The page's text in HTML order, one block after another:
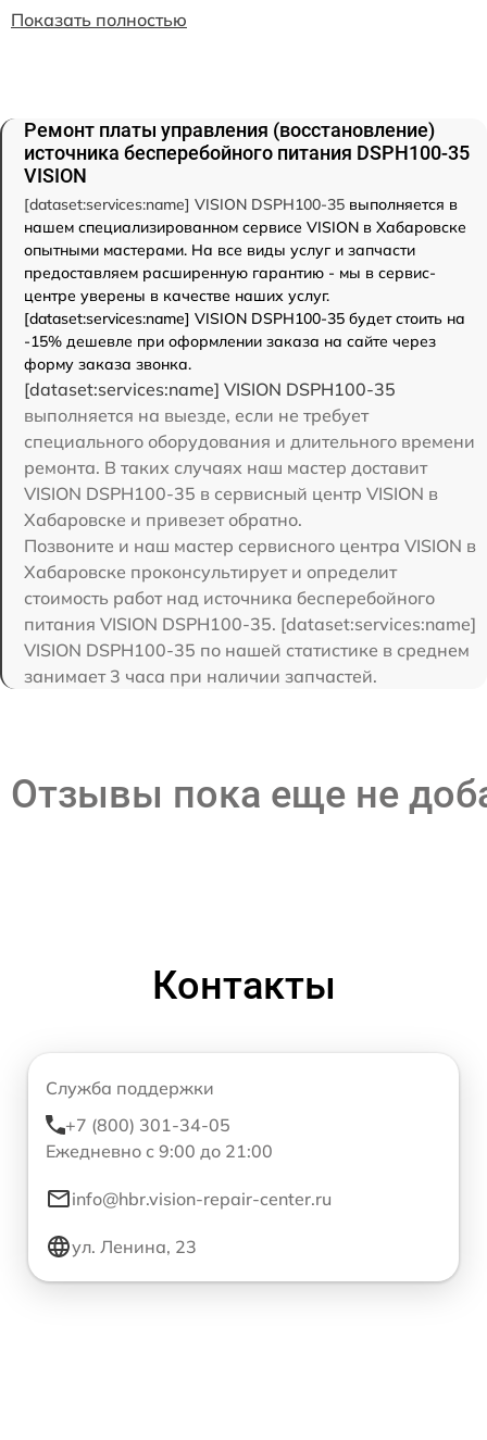
Показать полностью
Ремонт платы управления (восстановление)
источника бесперебойного питания DSPH100-35
VISION
[dataset:services:name] VISION DSPH100-35 выполняется в
нашем специализированном сервисе VISION в Хабаровске
опытными мастерами. На все виды услуг и запчасти
предоставляем расширенную гарантию - мы в сервис-
центре уверены в качестве наших услуг.
[dataset:services:name] VISION DSPH100-35 будет стоить на
-15% дешевле при оформлении заказа на сайте через
форму заказа звонка.
[dataset:services:name] VISION DSPH100-35
выполняется на выезде, если не требует
специального оборудования и длительного времени
ремонта. В таких случаях наш мастер доставит
VISION DSPH100-35 в сервисный центр VISION в
Хабаровске и привезет обратно.
Позвоните и наш мастер сервисного центра VISION в
Хабаровске проконсультирует и определит
стоимость работ над источника бесперебойного
питания VISION DSPH100-35. [dataset:services:name]
VISION DSPH100-35 по нашей статистике в среднем
занимает 3 часа при наличии запчастей.
Отзывы пока еще не
Контакты
Служба поддержки
+7 (800) 301-34-05
Ежедневно с 9:00 до 21:00
info@hbr.vision-repair-center.ru
ул. Ленина, 23